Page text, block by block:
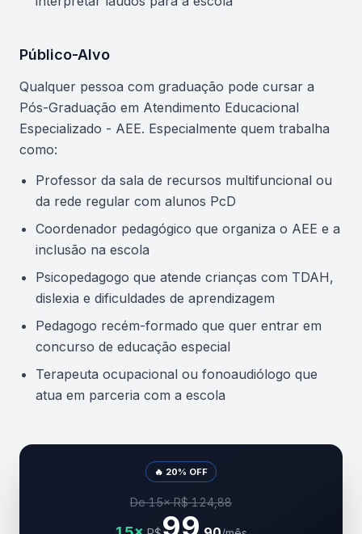
Público-Alvo
Qualquer pessoa com graduação pode cursar a
Pós-Graduação em Atendimento Educacional
Especializado - AEE. Especialmente quem trabalha
como:
Professor da sala de recursos multifuncional ou
da rede regular com alunos PcD
Coordenador pedagógico que organiza o AEE e a
inclusão na escola
Psicopedagogo que atende crianças com TDAH,
dislexia e dificuldades de aprendizagem
Pedagogo recém-formado que quer entrar em
concurso de educação especial
Terapeuta ocupacional ou fonoaudiólogo que
atua em parceria com a escola
🔥 20% OFF
De 15× R$ 124,88
99